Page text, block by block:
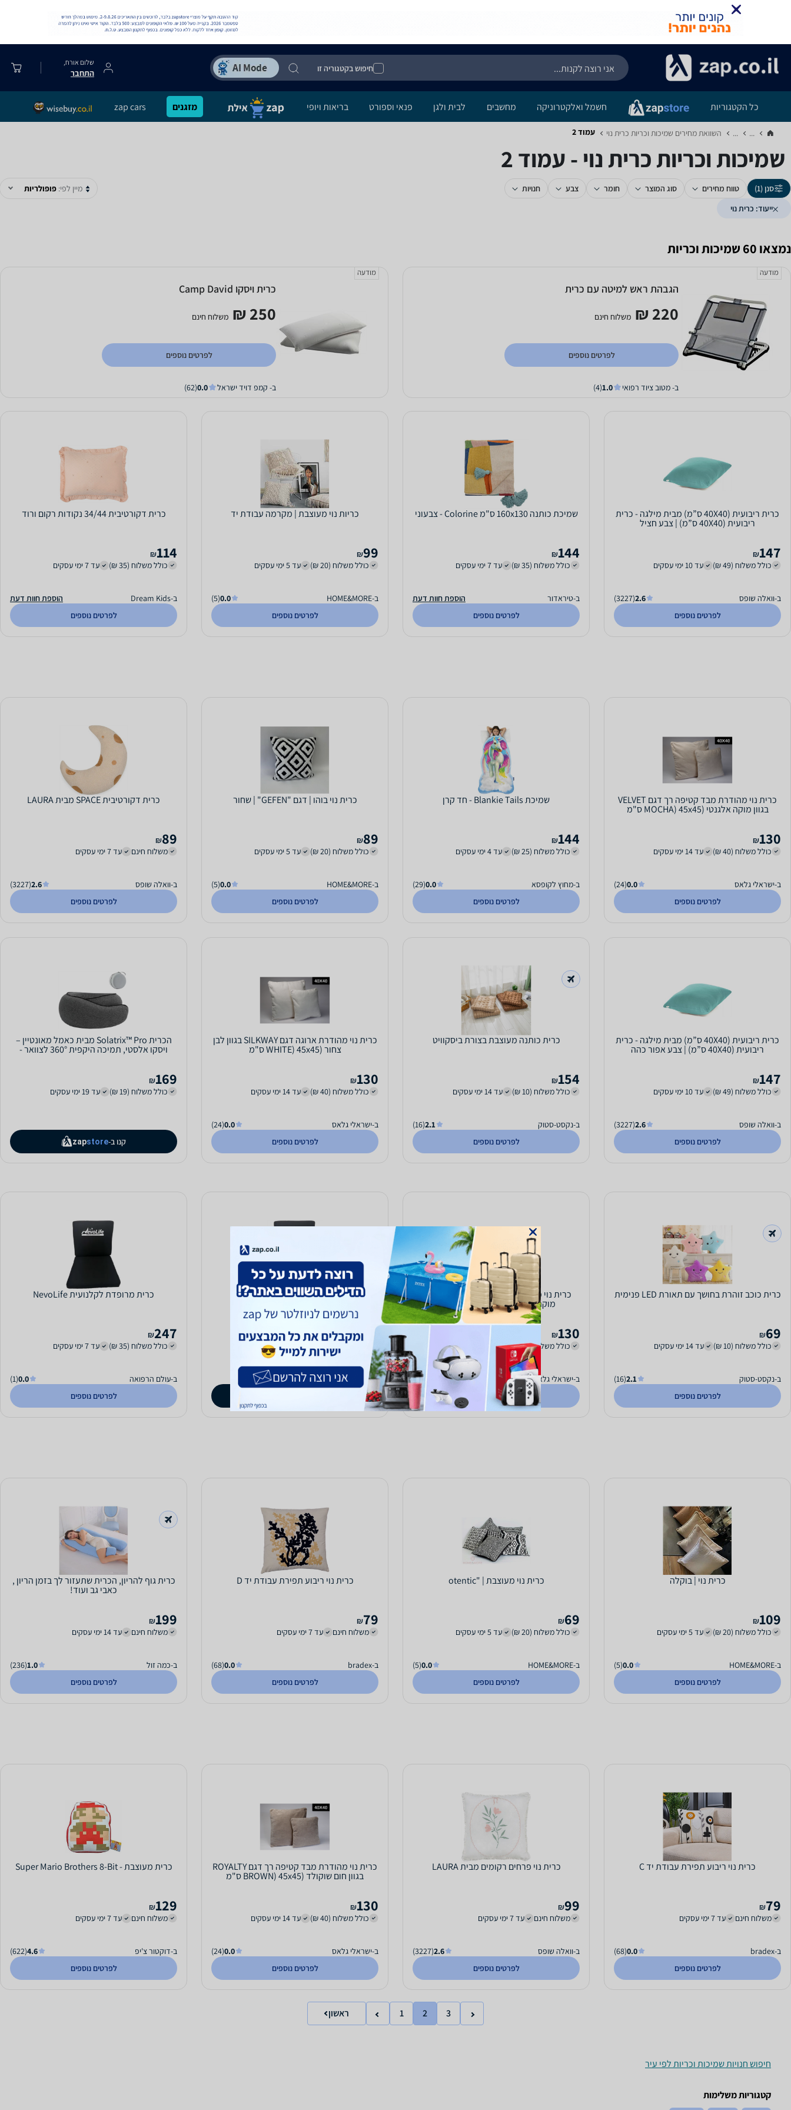
חיפוש בקטגוריה זו
שלום אורח,
התחבר
כל הקטגוריות חשמל ואלקטרוניקה מחשבים לבית ולגן פנאי וספורט בריאות ויופי מזגנים zap cars
...
... השוואת מחירים שמיכות וכריות ‏כרית נוי‏ עמוד 2
שמיכות וכריות ‏כרית נוי - עמוד 2
סנן (1) טווח מחירים סוג המוצר חומר צבע
חנויות
ייעוד: כרית נוי
מיין לפי: פופולריות
נמצאו 60 שמיכות וכריות
מודעה
הגבהת ראש למיטה עם כרית
220 ₪ משלוח חינם
לפרטים נוספים
ב- מטוב ציוד רפואי 1.0
(4)
מודעה
כרית ויסקו Camp David
250 ₪ משלוח חינם
לפרטים נוספים
ב- קמפ דויד ישראל 0.0
(62)
כרית ריבועית (40X40 ס”מ) מבית מילגה - כרית
ריבועית (40X40 ס”מ) | צבע חציל
147
₪
כולל משלוח (49 ₪)
עד 10 ימי עסקים
ב-וואלה שופס 2.6
(3227)
לפרטים נוספים
שמיכת כותנה 160x130 ס"מ Colorine - צבעוני
144
₪
כולל משלוח (35 ₪)
עד 7 ימי עסקים
ב-טיראדור
הוספת חוות דעת
לפרטים נוספים
כריות נוי מעוצבת | מקרמה עבודת יד
99
₪
כולל משלוח (20 ₪)
עד 5 ימי עסקים
ב-HOME&MORE 0.0
(5)
לפרטים נוספים
כרית דקורטיבית 34/44 נקודות רקום ורוד
114
₪
כולל משלוח (35 ₪)
עד 7 ימי עסקים
ב-Dream Kids
הוספת חוות דעת
לפרטים נוספים
כרית נוי מהודרת מבד קטיפה רך דגם VELVET
בגוון מוקה אלגנטי (MOCHA) 45x45 ס"מ
130
₪
כולל משלוח (40 ₪)
עד 14 ימי עסקים
ב-ישראלי גלאס 0.0
(24)
לפרטים נוספים
שמיכת Blankie Tails - חד קרן
144
₪
כולל משלוח (25 ₪)
עד 4 ימי עסקים
ב-מחוץ לקופסא 0.0
(29)
לפרטים נוספים
כרית נוי בוהו | דגם "GEFEN" | שחור
89
₪
כולל משלוח (20 ₪)
עד 5 ימי עסקים
ב-HOME&MORE 0.0
(5)
לפרטים נוספים
כרית דקורטיבית SPACE מבית LAURA
89
₪
משלוח חינם
עד 7 ימי עסקים
ב-וואלה שופס 2.6
(3227)
לפרטים נוספים
כרית ריבועית (40X40 ס”מ) מבית מילגה - כרית
ריבועית (40X40 ס”מ) | צבע אפור כהה
147
₪
כולל משלוח (49 ₪)
עד 10 ימי עסקים
ב-וואלה שופס 2.6
(3227)
לפרטים נוספים
כרית כותנה מעוצבת בצורת ביסקוויט
154
₪
כולל משלוח (10 ₪)
עד 14 ימי עסקים
ב-נקסט-סטוק 2.1
(16)
לפרטים נוספים
כרית נוי מהודרת ארוגה דגם SILKWAY בגוון לבן
צחור (WHITE) 45x45 ס"מ
130
₪
כולל משלוח (40 ₪)
עד 14 ימי עסקים
ב-ישראלי גלאס 0.0
(24)
לפרטים נוספים
הכרית Solatrix™ Pro מבית כאמל מאונטיין –
ויסקו אלסטי, תמיכה היקפית 360° לצוואר -
169
₪
כולל משלוח (19 ₪)
עד 19 ימי עסקים
קנו ב- zapstore
כרית כוכב זוהרת בחושך עם תאורת LED פנימית
69
₪
כולל משלוח (10 ₪)
עד 14 ימי עסקים
ב-נקסט-סטוק 2.1
(16)
לפרטים נוספים
כרית נוי מהודרת ארוגה דגם MALAGA בגוון
מוקה עמוק (MOCHA) 45x45 ס"מ
130
₪
כולל משלוח (40 ₪)
עד 14 ימי עסקים
ב-ישראלי גלאס 0.0
(24)
לפרטים נוספים
כרית מרופדת לקלנועית NevoLife
247
₪
כולל משלוח (35 ₪)
עד 7 ימי עסקים
כרית מרופדת לקלנועית NevoLife
247
₪
כולל משלוח (35 ₪)
עד 7 ימי עסקים
ב-עולם הרפואה 0.0
(1)
לפרטים נוספים
כרית נוי | בוקלה
109
₪
כולל משלוח (20 ₪)
עד 5 ימי עסקים
ב-HOME&MORE 0.0
(5)
לפרטים נוספים
כרית נוי מעוצבת | "otentic
69
₪
כולל משלוח (20 ₪)
עד 5 ימי עסקים
ב-HOME&MORE 0.0
(5)
לפרטים נוספים
כרית נוי ריבוע תפירת עבודת יד D
79
₪
משלוח חינם
עד 7 ימי עסקים
ב-bradex 0.0
(68)
לפרטים נוספים
כרית גוף להריון, הכרית שתעזור לך בזמן הריון ,
כאבי גב ועוד!
199
₪
משלוח חינם
עד 14 ימי עסקים
ב-כמה זול 1.0
(236)
לפרטים נוספים
כרית נוי ריבוע תפירת עבודת יד C
79
₪
משלוח חינם
עד 7 ימי עסקים
ב-bradex 0.0
(68)
לפרטים נוספים
כרית נוי פרחים רקומים מבית LAURA
99
₪
משלוח חינם
עד 7 ימי עסקים
ב-וואלה שופס 2.6
(3227)
לפרטים נוספים
כרית נוי מהודרת מבד קטיפה רך דגם ROYALTY
בגוון חום שוקולד (BROWN) 45x45 ס"מ
130
₪
כולל משלוח (40 ₪)
עד 14 ימי עסקים
ב-ישראלי גלאס 0.0
(24)
לפרטים נוספים
כרית מעוצבת - Super Mario Brothers 8-Bit
129
₪
משלוח חינם
עד 7 ימי עסקים
ב-דוקטור צ'יפ 4.6
(622)
לפרטים נוספים
1 2 3 ראשון
חיפוש חנויות שמיכות וכריות לפי עיר
קטגוריות משלימות